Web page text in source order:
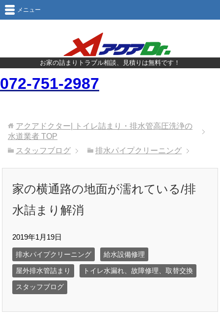
お家の詰まりトラブル相談、見積りは無料です！
072-751-2987
メニュー
アクアドクター| トイレ詰まり・排水管高圧洗浄の
水道業者 TOP
スタッフブログ
排水パイプクリーニング
家の横通路の地面が濡れている/排
水詰まり解消
2019年1月19日
排水パイプクリーニング 給水設備修理
屋外排水管詰まり トイレ水漏れ、故障修理、取替交換
スタッフブログ